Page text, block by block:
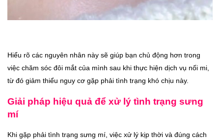
Hiểu rõ các nguyên nhân này sẽ giúp bạn chủ động hơn trong
việc chăm sóc đôi mắt của mình sau khi thực hiện dịch vụ nối mi,
từ đó giảm thiểu nguy cơ gặp phải tình trạng khó chịu này.
Giải pháp hiệu quả để xử lý tình trạng sưng
mí
Khi gặp phải tình trạng sưng mí, việc xử lý kịp thời và đúng cách